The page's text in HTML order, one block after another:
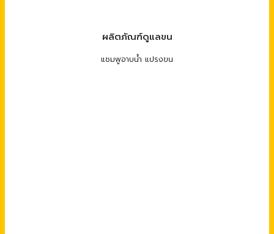
ผลิตภัณฑ์ดูแลขน
แชมพูอาบน้ำ แปรงขน